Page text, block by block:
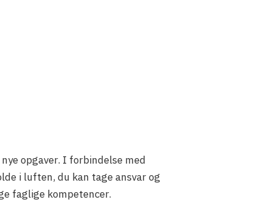
opgaver. I forbindelse med
i luften, du kan tage ansvar og
faglige kompetencer.